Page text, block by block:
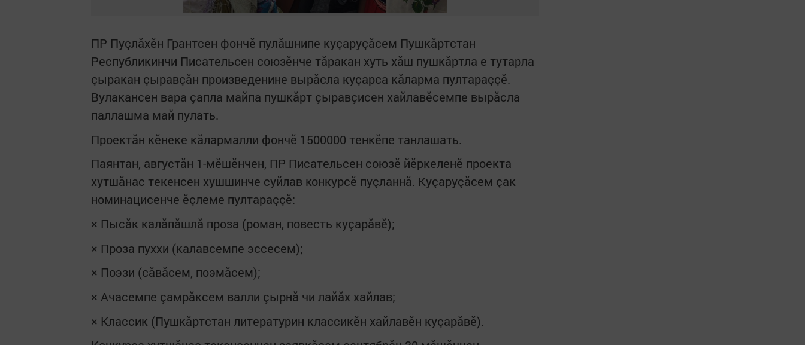
ПР Пуçлăхӗн Грантсен фончӗ пулăшнипе куçаруçăсем Пушкăртстан
Республикинчи Писательсен союзӗнче тăракан хуть хăш пушкăртла е тутарла
çыракан çыравçăн произведенине вырăсла куçарса кăларма пултараççӗ.
Вулакансен вара çапла майпа пушкăрт çыравçисен хайлавӗсемпе вырăсла
паллашма май пулать.
Проектăн кӗнеке кăлармалли фончӗ 1500000 тенкӗпе танлашать.
Паянтан, августăн 1-мӗшӗнчен, ПР Писательсен союзӗ йӗркеленӗ проекта
хутшăнас текенсен хушшинче суйлав конкурсӗ пуçланнă. Куçаруçăсем çак
номинацисенче ӗçлеме пултараççӗ:
× Пысăк калăпăшлă проза (роман, повесть куçарăвӗ);
× Проза пуххи (калавсемпе эссесем);
× Поэзи (сăвăсем, поэмăсем);
× Ачасемпе çамрăксем валли çырнă чи лайăх хайлав;
× Классик (Пушкăртстан литературин классикӗн хайлавӗн куçарăвӗ).